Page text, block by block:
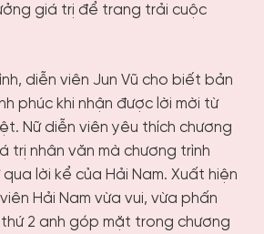
giá trị để trang trải cuộc
diễn viên Jun Vũ cho biết bản
phúc khi nhận được lời mời từ
Nữ diễn viên yêu thích chương
trị nhân văn mà chương trình
lời kể của Hải Nam. Xuất hiện
Hải Nam vừa vui, vừa phấn
thứ 2 anh góp mặt trong chương